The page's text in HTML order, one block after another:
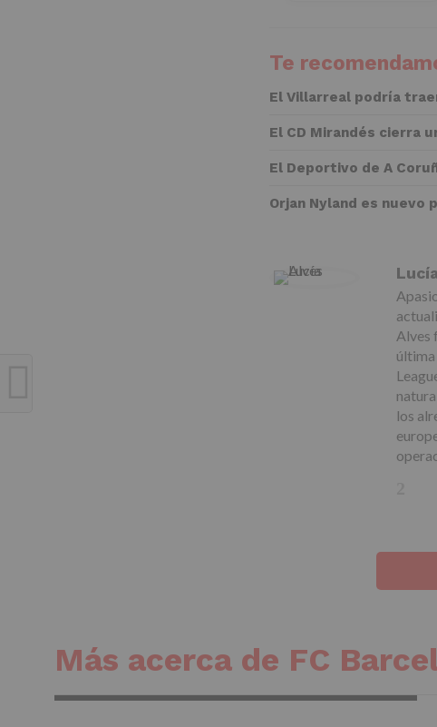
Te
El Villarreal podría
El CD Mirandés cierra
El Deportivo de A
Orjan Nyland es nuevo
Alves
los
Más acerca de FC